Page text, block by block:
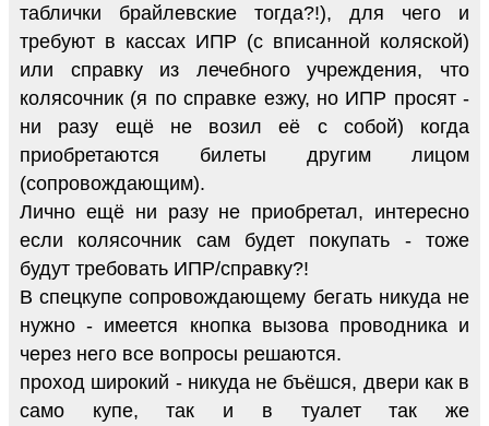
таблички брайлевские тогда?!), для чего и
требуют в кассах ИПР (с вписанной коляской)
или справку из лечебного учреждения, что
колясочник (я по справке езжу, но ИПР просят -
ни разу ещё не возил её с собой) когда
приобретаются билеты другим лицом
(сопровождающим).
Лично ещё ни разу не приобретал, интересно
если колясочник сам будет покупать - тоже
будут требовать ИПР/справку?!
В спецкупе сопровождающему бегать никуда не
нужно - имеется кнопка вызова проводника и
через него все вопросы решаются.
проход широкий - никуда не бъёшся, двери как в
само купе, так и в туалет так же